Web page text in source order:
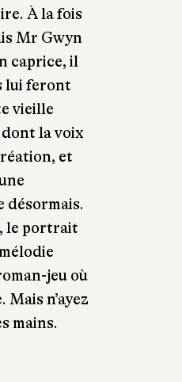
À la fois
Mr Gwyn
caprice, il
lui feront
vieille
la voix
et
désormais.
le portrait
jeu où
n’ayez
mains.